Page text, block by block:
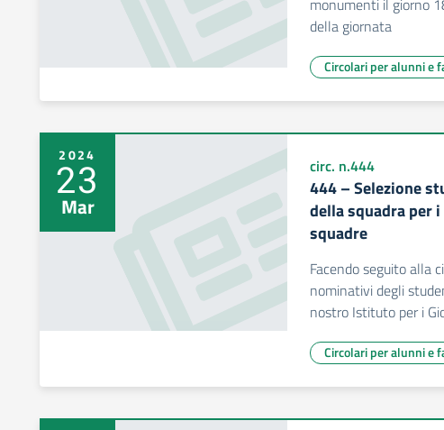
monumenti il giorno
della giornata
Circolari per alunni e
2024
23
Mar
circ. n.444
444 – Selezione
della squadra per
squadre
Facendo seguito alla
nominativi degli
nostro Istituto per i
Circolari per alunni e